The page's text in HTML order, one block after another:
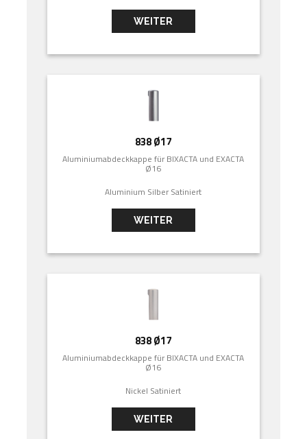
WEITER
838 Ø17
Aluminiumabdeckkappe für BIXACTA und EXACTA
Ø16
Aluminium Silber Satiniert
WEITER
838 Ø17
Aluminiumabdeckkappe für BIXACTA und EXACTA
Ø16
Nickel Satiniert
WEITER